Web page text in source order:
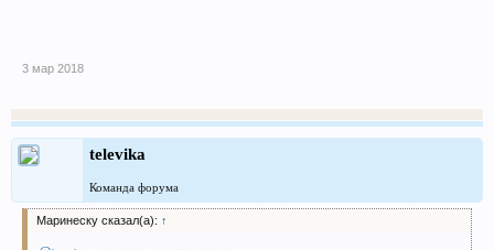
3 мар 2018
televika
Команда форума
Маринеску сказал(а): ↑